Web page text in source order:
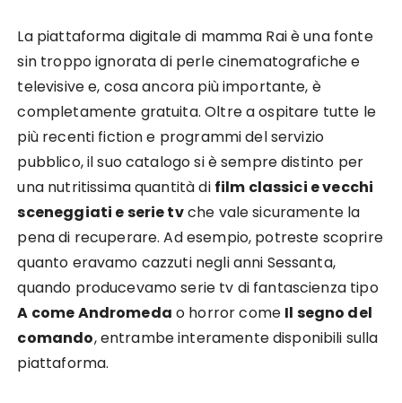
La piattaforma digitale di mamma Rai è una fonte
sin troppo ignorata di perle cinematografiche e
televisive e, cosa ancora più importante, è
completamente gratuita. Oltre a ospitare tutte le
più recenti fiction e programmi del servizio
pubblico, il suo catalogo si è sempre distinto per
una nutritissima quantità di film classici e vecchi
sceneggiati e serie tvche vale sicuramente la
pena di recuperare. Ad esempio, potreste scoprire
quanto eravamo cazzuti negli anni Sessanta,
quando producevamo serie tv di fantascienza tipo
A come Andromeda o horror come Il segno del
comando, entrambe interamente disponibili sulla
piattaforma.